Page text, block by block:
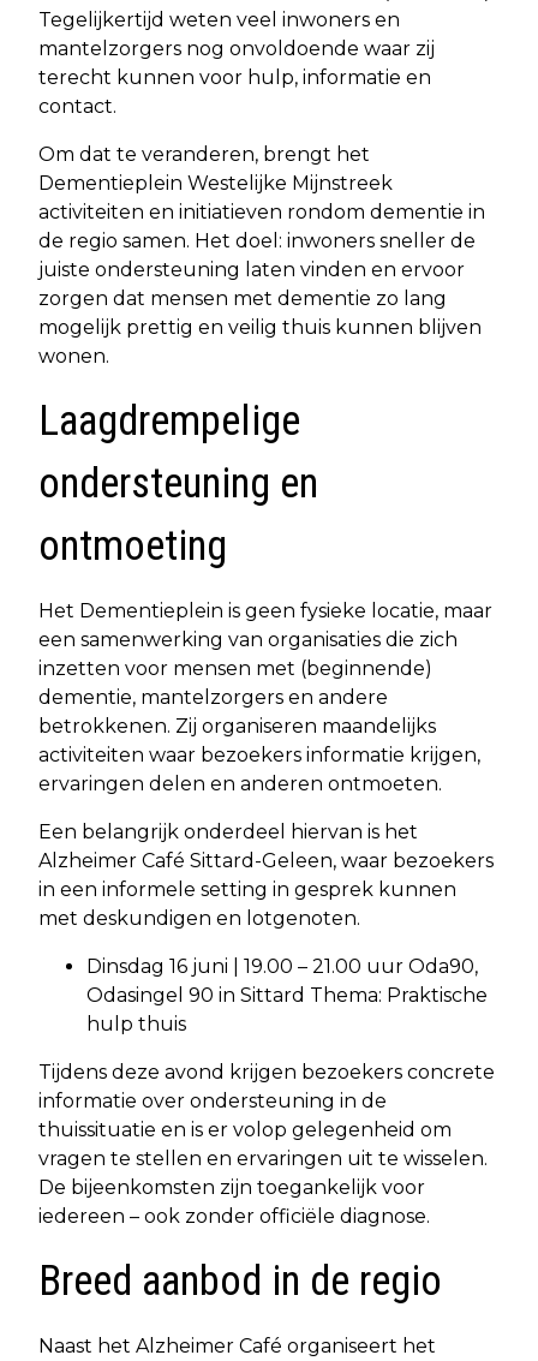
Tegelijkertijd weten veel inwoners en
mantelzorgers nog onvoldoende waar zij
terecht kunnen voor hulp, informatie en
contact.
Om dat te veranderen, brengt het
Dementieplein Westelijke Mijnstreek
activiteiten en initiatieven rondom dementie in
de regio samen. Het doel: inwoners sneller de
juiste ondersteuning laten vinden en ervoor
zorgen dat mensen met dementie zo lang
mogelijk prettig en veilig thuis kunnen blijven
wonen.
Laagdrempelige
ondersteuning en
ontmoeting
Het Dementieplein is geen fysieke locatie, maar
een samenwerking van organisaties die zich
inzetten voor mensen met (beginnende)
dementie, mantelzorgers en andere
betrokkenen. Zij organiseren maandelijks
activiteiten waar bezoekers informatie krijgen,
ervaringen delen en anderen ontmoeten.
Een belangrijk onderdeel hiervan is het
Alzheimer Café Sittard-Geleen, waar bezoekers
in een informele setting in gesprek kunnen
met deskundigen en lotgenoten.
Dinsdag 16 juni | 19.00 – 21.00 uur Oda90,
Odasingel 90 in Sittard Thema: Praktische
hulp thuis
Tijdens deze avond krijgen bezoekers concrete
informatie over ondersteuning in de
thuissituatie en is er volop gelegenheid om
vragen te stellen en ervaringen uit te wisselen.
De bijeenkomsten zijn toegankelijk voor
iedereen – ook zonder officiële diagnose.
Breed aanbod in de regio
Naast het Alzheimer Café organiseert het